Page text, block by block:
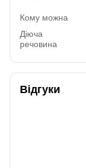
Кому можна
Діюча
речовина
Відгуки